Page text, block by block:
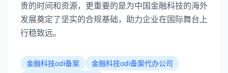
贵的时间和资源，更重要的是为中国金融科技的海外
发展奠定了坚实的合规基础，助力企业在国际舞台上
行稳致远。
金融科技odi备案
金融科技odi备案代办公司